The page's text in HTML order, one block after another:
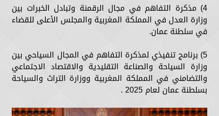
4) مذكرة التفاهم في مجال الرقمنة وتبادل الخبرات بين
وزارة العدل في المملكة المغربية والمجلس الأعلى للقضاء
في سلطنة عمان.
5) برنامج تنفيذي لمذكرة التفاهم في المجال السياحي بين
وزارة السياحة والصناعة التقليدية والاقتصاد الاجتماعي
والتضامني في المملكة المغربية ووزارة التراث والسياحة
بسلطنة عمان لعام 2025 .